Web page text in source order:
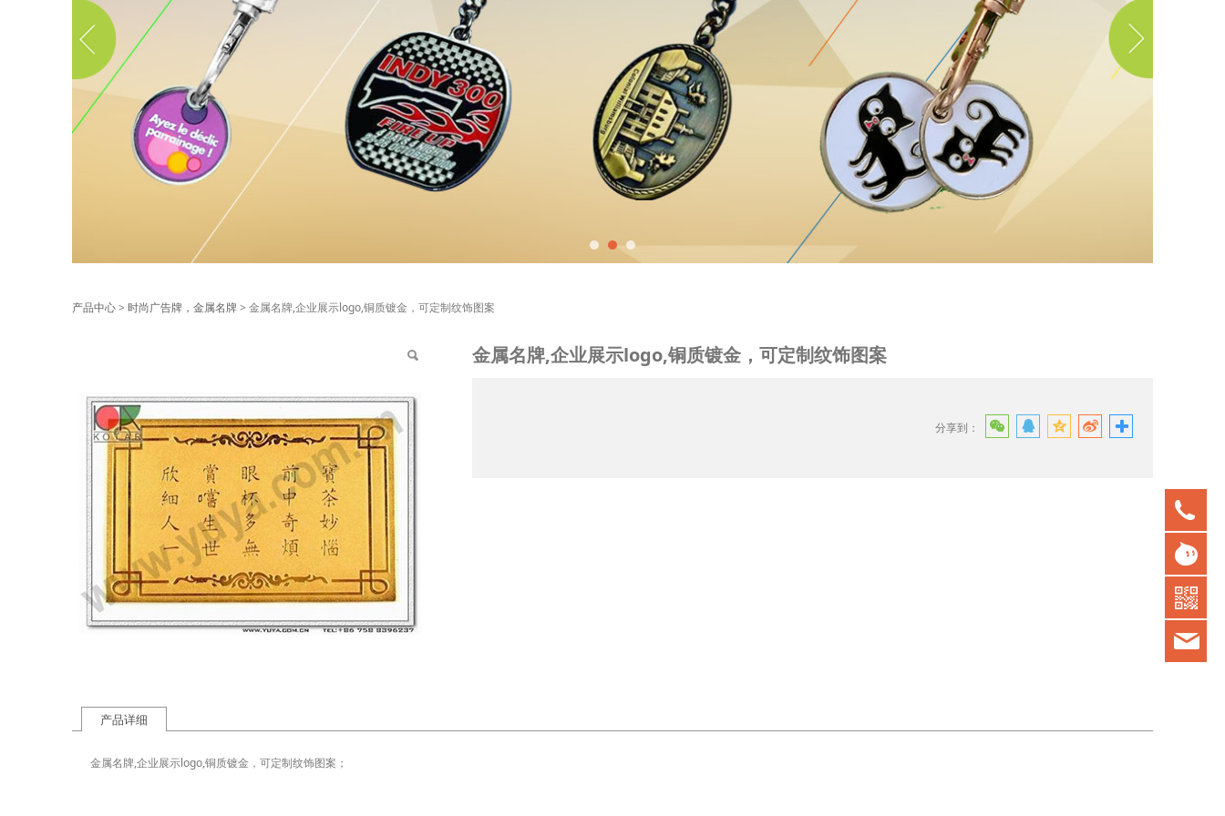
金属名牌,企业展示logo,铜质镀金，可定制纹饰图案
产品中心> 时尚广告牌，金属名牌> 金属名牌,企业展示logo,铜质镀金，可定制纹饰图案
金属名牌,企业展示logo,铜质镀金，可定制纹饰图案
分享到：
产品详细
金属名牌,企业展示logo,铜质镀金，可定制纹饰图案；